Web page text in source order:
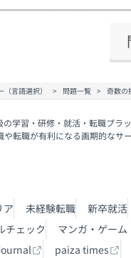
言語選択） 問題一覧 奇数の
の学習・研修・就活・転職プラ
や転職が有利になる画期的なサ
ア 未経験転職
新卒就活
チェック
マンガ・ゲーム
paiza times